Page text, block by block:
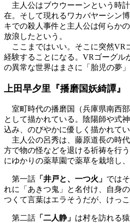
主人公はブウウーーンという時
在。そして現れるワカバヤーシン
キでの殺人事件と主人公は何らか
放浪したという。
ここまではいい。そこに突然VR
経験することになる。VRゴーグル
の異常な世界はまさに「胎児の夢
上田早夕里『播磨国妖綺譚
室町時代の播磨国（兵庫県南西
として描かれている。陰陽師や式
込み、のびやかに優しく描かれて
主人公の呂秀は、藤原道長の時
方で物の怪などを退ける祈祷を行
にゆかりの薬草園で薬草を栽培し
第一話 「井戸と、一つ火」 では
れに「あきつ鬼」と名付け、自身
つくて言葉はエラそうだが、けっこ
第二話 「二人静」 は村を訪れる